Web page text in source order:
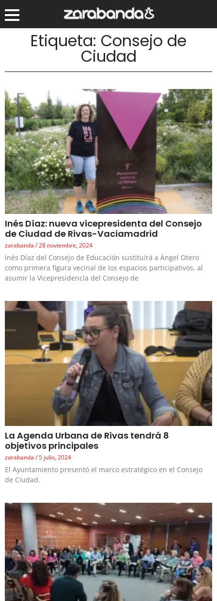
Etiqueta: Consejo de
Ciudad
Inés Díaz: nueva vicepresidenta del Consejo
de Ciudad de Rivas-Vaciamadrid
zarabanda 28 noviembre, 2024
Inés Díaz del Consejo de Educación sustituirá a Ángel Otero
como primera figura vecinal de los espacios participativos, al
asumir la Vicepresidencia del Consejo de
La Agenda Urbana de Rivas tendrá 8
objetivos principales
zarabanda 5 julio, 2024
El Ayuntamiento presentó el marco estratégico en el Consejo
de Ciudad.